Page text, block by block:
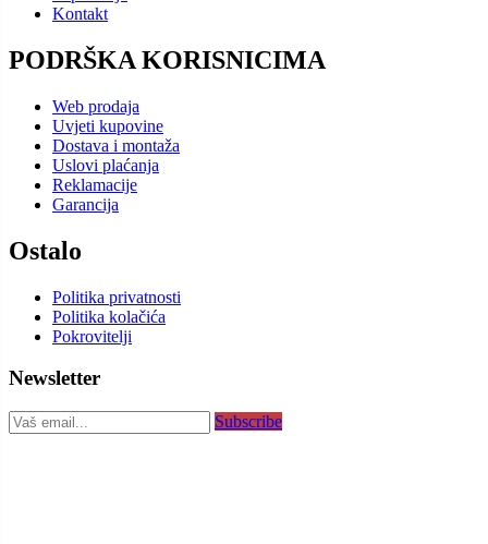
Kontakt
PODRŠKA KORISNICIMA
Web prodaja
Uvjeti kupovine
Dostava i montaža
Uslovi plaćanja
Reklamacije
Garancija
Ostalo
Politika privatnosti
Politika kolačića
Pokrovitelji
Newsletter
Subscribe